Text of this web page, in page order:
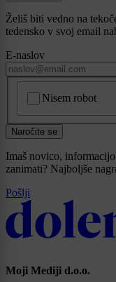
Želiš biti vedno na
tedensko v svoj email
E-naslov
Nisem robot
Naročite se
Imaš novico,
zanimati? Najboljše
Pošlji
Moji Mediji d.o.o.